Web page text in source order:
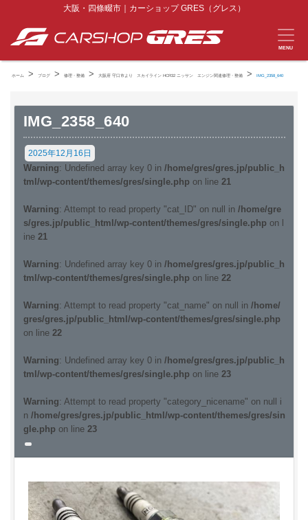
大阪・四條畷市｜カーショップ GRES（グレス）
MENU
ホーム > ブログ > 修理・整備 > 大阪府 守口市より スカイライン HCR32 ニッサン エンジン関連修理・整備 > IMG_2358_640
IMG_2358_640
2025年12月16日
Warning: Undefined array key 0 in /home/gres/gres.jp/public_h
tml/wp-content/themes/gres/single.phpon line 21
Warning: Attempt to read property "cat_ID" on null in /home/gre
s/gres.jp/public_html/wp-content/themes/gres/single.phpon l
ine 21
Warning: Undefined array key 0 in /home/gres/gres.jp/public_h
tml/wp-content/themes/gres/single.phpon line 22
Warning: Attempt to read property "cat_name" on null in /home/
gres/gres.jp/public_html/wp-content/themes/gres/single.php
on line 22
Warning: Undefined array key 0 in /home/gres/gres.jp/public_h
tml/wp-content/themes/gres/single.phpon line 23
Warning: Attempt to read property "category_nicename" on null i
n /home/gres/gres.jp/public_html/wp-content/themes/gres/sin
gle.phpon line 23